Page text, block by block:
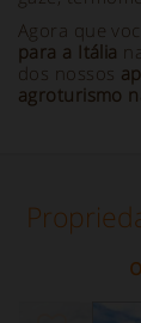
Agora que
para a Itália
dos nossos
agroturismo